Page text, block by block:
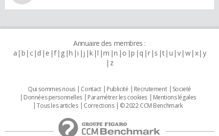
Annuaire des membres :
a b c d e f g h i j k l m n o p q r s t u v w x y
z
Qui sommes nous Contact Publicité Recrutement
Societé
Données personnelles
Paramétrer les cookies
Mentions légales
Tous les articles
Corrections © 2022 CCM Benchmark